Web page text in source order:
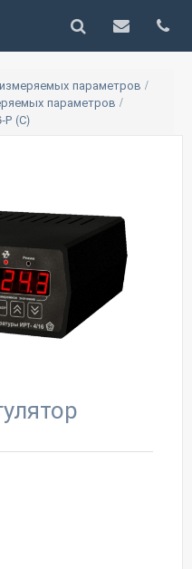
параметров /
параметров /
Р (С)